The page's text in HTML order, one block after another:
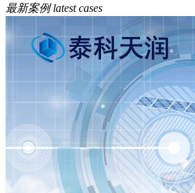
最新案例latest cases